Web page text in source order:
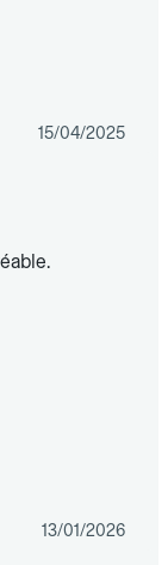
15/04/2025
13/01/2026